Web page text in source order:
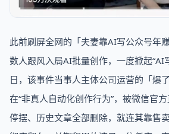
此前刷屏全网的「夫妻靠AI写公众号年
数人跟风入局AI批量创作，一度掀起“AI
日，该事件当事人主体公司运营的「爆
在“非真人自动化创作行为”，被微信官
停摆、历史文章全部删除，就连其靠售